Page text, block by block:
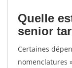
Quelle
senior
Certaines
nomenclatures